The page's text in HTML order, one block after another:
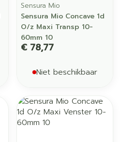
Sensura Mio
Sensura Mio Concave 1d
O/z Maxi Transp 10-
60mm 10
€ 78,77
Niet beschikbaar